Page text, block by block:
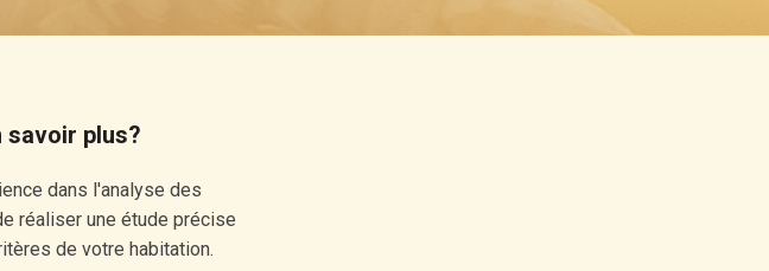
savoir plus?
dans l'analyse des
réaliser une étude précise
de votre habitation.